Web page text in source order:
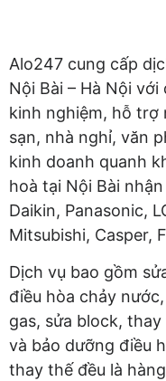
Alo247 cung cấp
Nội Bài – Hà Nội
kinh nghiệm, hỗ trợ
sạn, nhà nghỉ, văn
kinh doanh quanh
hoà tại Nội Bài
Daikin, Panasonic,
Mitsubishi, Casper,
Dịch vụ bao gồm
điều hòa chảy
gas, sửa block,
và bảo dưỡng điều
thay thế đều là